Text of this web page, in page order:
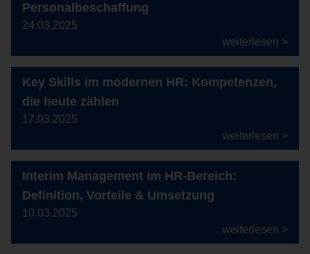
Personalbeschaffung
24.03.2025
weiterlesen >
Key Skills im modernen HR: Kompetenzen,
die heute zählen
17.03.2025
weiterlesen >
Interim Management im HR-Bereich:
Definition, Vorteile & Umsetzung
10.03.2025
weiterlesen >